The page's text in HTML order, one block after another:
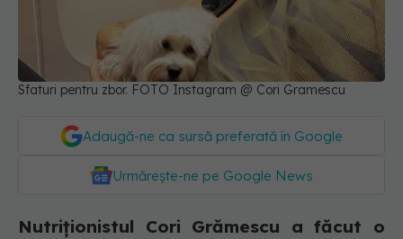
Sfaturi pentru zbor. FOTO Instagram @ Cori Gramescu
Adaugă-ne ca sursă preferată în Google
Urmărește-ne pe Google News
Nutriționistul Cori Grămescu a făcut o